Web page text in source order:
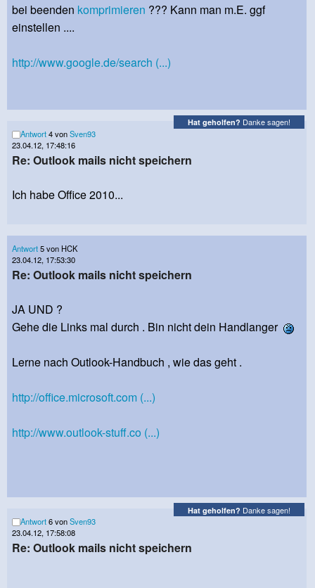
bei beenden komprimieren ??? Kann man m.E. ggf
einstellen ....
http://www.google.de/search (...)
Hat geholfen? Danke sagen!
Antwort4 vonSven93
23.04.12, 17:48:16
Re: Outlook mails nicht speichern
Ich habe Office 2010...
Antwort5 von HCK
23.04.12, 17:53:30
Re: Outlook mails nicht speichern
JA UND ?
Gehe die Links mal durch . Bin nicht dein Handlanger
Lerne nach Outlook-Handbuch , wie das geht .
http://office.microsoft.com (...)
http://www.outlook-stuff.co (...)
Hat geholfen? Danke sagen!
Antwort6 vonSven93
23.04.12, 17:58:08
Re: Outlook mails nicht speichern